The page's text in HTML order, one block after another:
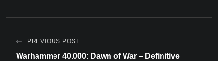
PREVIOUS POST
Warhammer 40.000: Dawn of War – Definitive